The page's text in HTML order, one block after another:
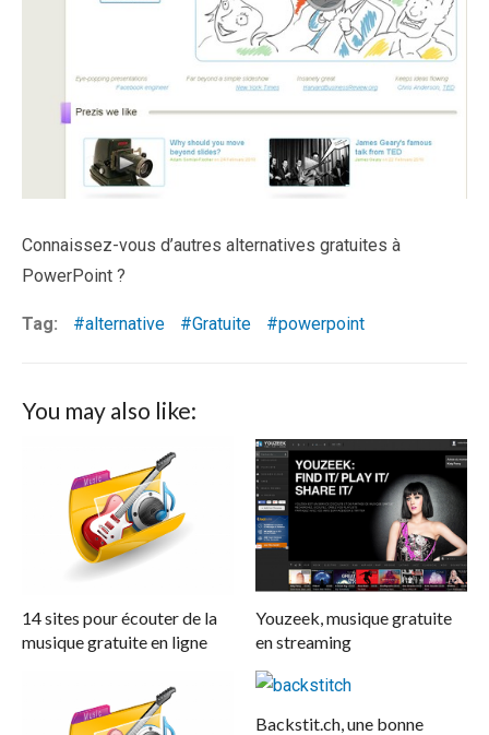
Connaissez-vous d’autres alternatives gratuites à
PowerPoint ?
Tag: alternative Gratuite powerpoint
You may also like:
14 sites pour écouter de la
musique gratuite en ligne
Youzeek, musique gratuite
en streaming
Backstit.ch, une bonne